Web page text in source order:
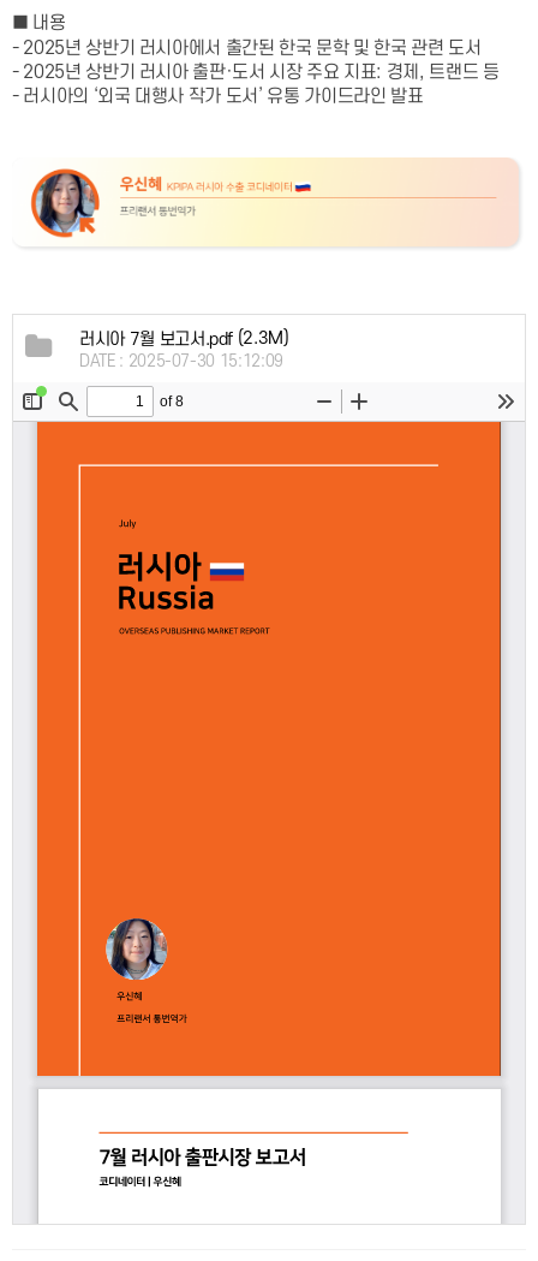
■ 내용
- 2025년 상반기 러시아에서 출간된 한국 문학 및 한국 관련 도서
- 2025년 상반기 러시아 출판·도서 시장 주요 지표: 경제, 트랜드 등
- 러시아의 ‘외국 대행사 작가 도서’ 유통 가이드라인 발표
러시아 7월 보고서.pdf (2.3M)
DATE : 2025-07-30 15:12:09